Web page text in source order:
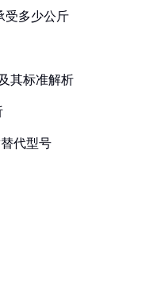
受多少公斤
其标准解析
代型号